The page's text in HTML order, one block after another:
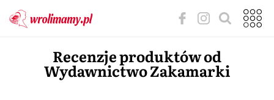
Recenzje produktów od
Wydawnictwo Zakamarki